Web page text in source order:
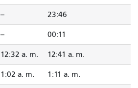
-- 23:46
-- 00:11
12:32 a. m. 12:41 a. m.
1:02 a. m. 1:11 a. m.